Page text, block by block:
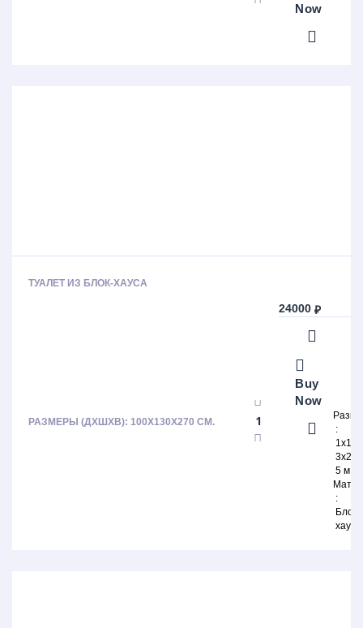
Now
ТУАЛЕТ ИЗ БЛОК-ХАУСА
РАЗМЕРЫ (ДХШХВ): 100Х130Х270 СМ.
24000₽
Buy
Now
1х1,
3х2,
5 м
Блок-
хаус